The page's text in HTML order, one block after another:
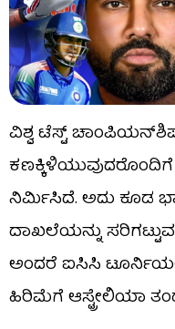
ವಿಶ್ವ ಟೆಸ್ಟ್ ಚಾಂಪಿಯನ್​ಶಿಪ್
ಕಣಕ್ಕಿಳಿಯುವುದರೊಂದಿಗೆ
ನಿರ್ಮಿಸಿದೆ. ಅದು ಕೂಡ
ದಾಖಲೆಯನ್ನು
ಅಂದರೆ ಐಸಿಸಿ
ಹಿರಿಮೆಗೆ ಆಸ್ಟ್ರೇಲಿಯಾ